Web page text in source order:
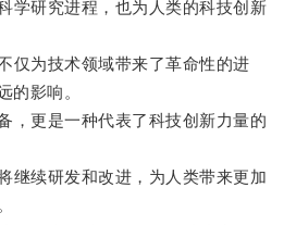
研究进程，也为人类的科技创新
为技术领域带来了革命性的进
的影响。
更是一种代表了科技创新力量的
续研发和改进，为人类带来更加